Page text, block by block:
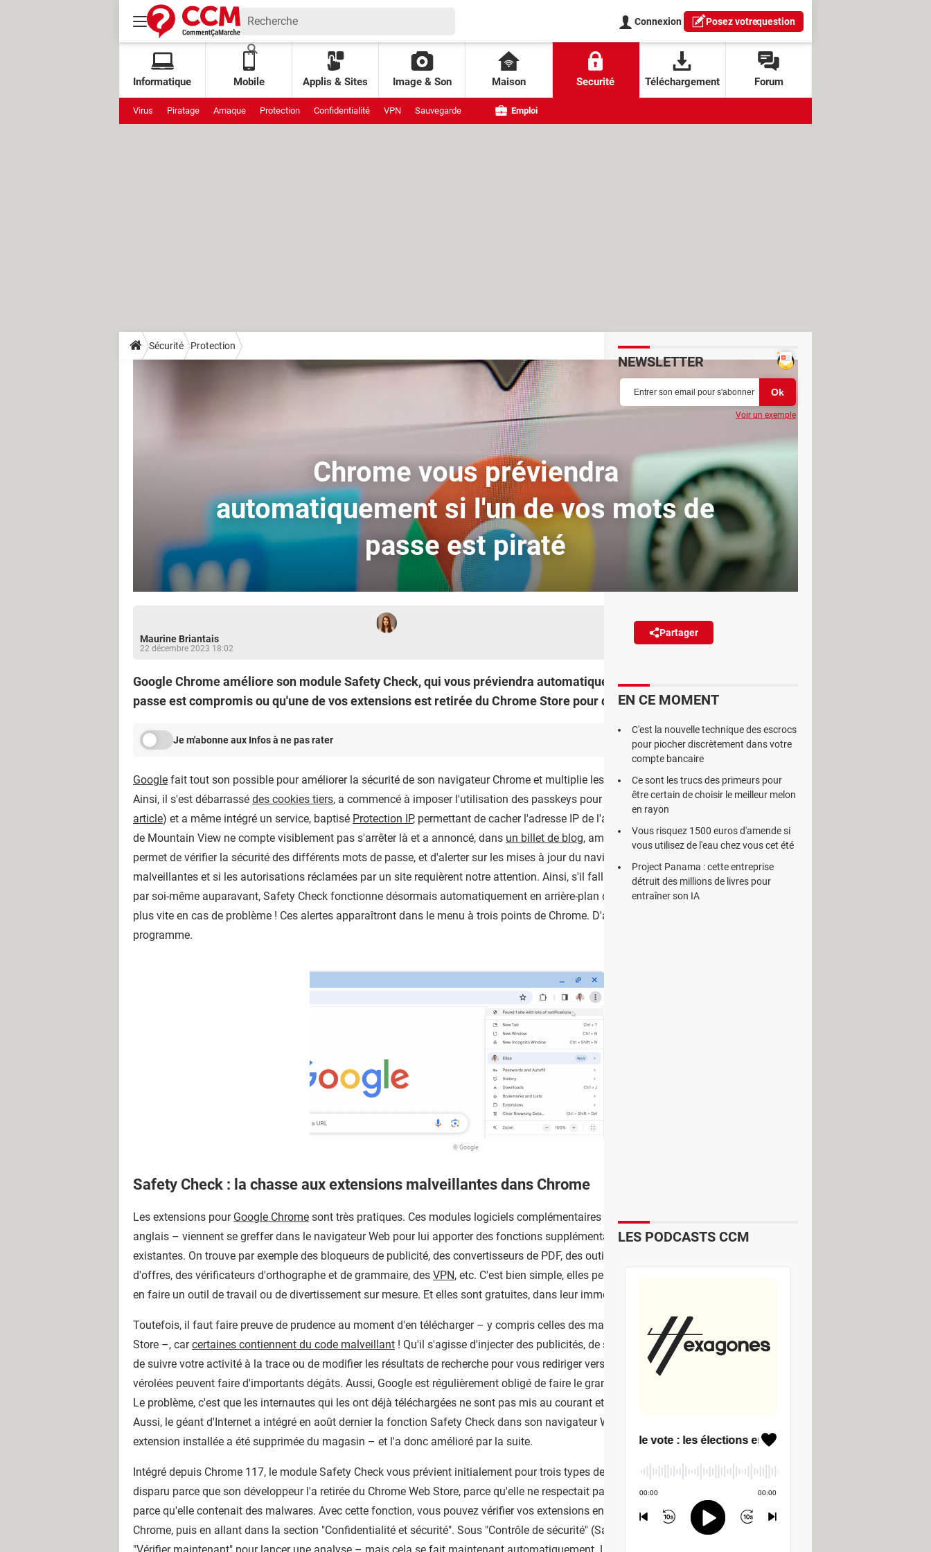
Connexion Posez votrequestion
Informatique Mobile Applis & Sites Image & Son Maison Securité Téléchargement Forum
Virus Piratage Arnaque Protection Confidentialité VPN Sauvegarde Emploi
Sécurité Protection
Chrome vous préviendra
automatiquement si l'un de vos mots de
passe est piraté
Maurine Briantais
22 décembre 2023 18:02
Partager
Google Chrome améliore son module Safety Check, qui vous préviendra automatiquement quand un de vos mots de
passe est compromis ou qu'une de vos extensions est retirée du Chrome Store pour des raisons de sécurité.
Je m'abonne aux Infos à ne pas rater
Google fait tout son possible pour améliorer la sécurité de son navigateur Chrome et multiplie les mises à jour pour aller en ce sens.
Ainsi, il s'est débarrassé des cookies tiers, a commencé à imposer l'utilisation des passkeys pour accéder à ses services (voirnotre
article) et a même intégré un service, baptisé Protection IP, permettant de cacher l'adresse IP de l'appareil sans utiliser de VPN. La firme
de Mountain View ne compte visiblement pas s'arrêter là et a annoncé, dans un billet de blog, améliorer son outil Security Check – il
permet de vérifier la sécurité des différents mots de passe, et d'alerter sur les mises à jour du navigateur, de la présence d'extensions
malveillantes et si les autorisations réclamées par un site requièrent notre attention. Ainsi, s'il fallait aller vérifier toutes ces informations
par soi-même auparavant, Safety Check fonctionne désormais automatiquement en arrière-plan de Google Chrome. Une façon d'alerter
plus vite en cas de problème ! Ces alertes apparaîtront dans le menu à trois points de Chrome. D'autres nouveautés sont également au
programme.
© Google
Safety Check : la chasse aux extensions malveillantes dans Chrome
Les extensions pour Google Chrome sont très pratiques. Ces modules logiciels complémentaires – aussi appelés
anglais – viennent se greffer dans le navigateur Web pour lui apporter des fonctions supplémentaires ou améliorer des fonctions
existantes. On trouve par exemple des bloqueurs de publicité, des convertisseurs de PDF, des outils de traduction, des comparateurs
d'offres, des vérificateurs d'orthographe et de grammaire, des VPN, etc. C'est bien simple, elles permettent de personnaliser Chrome pour
en faire un outil de travail ou de divertissement sur mesure. Et elles sont gratuites, dans leur immense majorité.
Toutefois, il faut faire preuve de prudence au moment d'en télécharger – y compris celles des magasins officiels comme le Chrome Web
Store –, carcertaines contiennent du code malveillant ! Qu'il s'agisse d'injecter des publicités, de s'emparer de vos données personnelles,
de suivre votre activité à la trace ou de modifier les résultats de recherche pour vous rediriger vers des pages affiliées, ces extensions
vérolées peuvent faire d'importants dégâts. Aussi, Google est régulièrement obligé de faire le grand ménage dans le Chrome Web Store.
Le problème, c'est que les internautes qui les ont déjà téléchargées ne sont pas mis au courant et ne savent rien de leur dangerosité.
Aussi, le géant d'Internet a intégré en août dernier la fonction Safety Check dans son navigateur Web, afin de vous avertir lorsqu'une
extension installée a été supprimée du magasin – et l'a donc amélioré par la suite.
Intégré depuis Chrome 117, le module Safety Check vous prévient initialement pour trois types de situation : lorsqu'une extension a
disparu parce que son développeur l'a retirée du Chrome Web Store, parce qu'elle ne respectait pas la politique du Chrome Web Store ou
parce qu'elle contenait des malwares. Avec cette fonction, vous pouvez vérifier vos extensions en vous rendant dans les paramètres de
Chrome, puis en allant dans la section "Confidentialité et sécurité". Sous "Contrôle de sécurité" (Safety Check), cliquez sur le bouton
"Vérifier maintenant" pour lancer une analyse – mais cela se fait maintenant automatiquement. Les différents paramètres de sécurité du
NEWSLETTER
Voir un exemple
EN CE MOMENT
C'est la nouvelle technique des escrocs
pour piocher discrètement dans votre
compte bancaire
Ce sont les trucs des primeurs pour
être certain de choisir le meilleur melon
en rayon
Vous risquez 1500 euros d'amende si
vous utilisez de l'eau chez vous cet été
Project Panama : cette entreprise
détruit des millions de livres pour
entraîner son IA
LES PODCASTS CCM